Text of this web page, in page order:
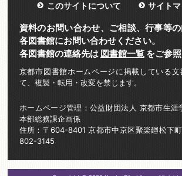
このサイトについて サイト
資料のお問い合わせ、ご相談、行事等
各図書館にお問い合わせください。
各図書館の連絡先は 図書館一覧をご参照
京都市図書館ホームページに掲載している
て、複製・転用・改変を禁じます。
ホームページ管理：公益財団法人 京都市生涯
本部総務課企画係
住所：〒604-8401 京都市中京区聚楽廻松
802-3145